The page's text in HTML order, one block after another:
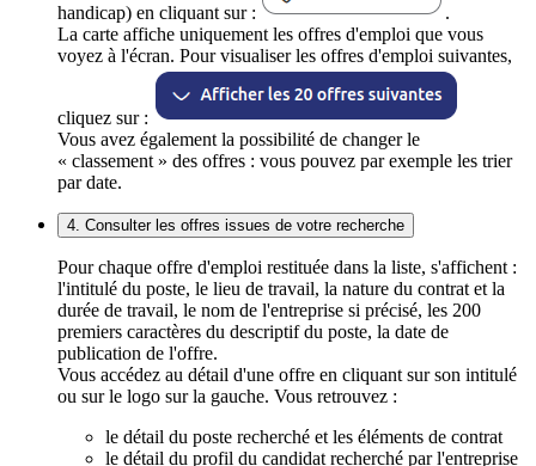
handicap) en cliquant sur :
.
La carte affiche uniquement les offres d'emploi que vous
voyez à l'écran. Pour visualiser les offres d'emploi suivantes,
cliquez sur :
Vous avez également la possibilité de changer le
« classement » des offres : vous pouvez par exemple les trier
par date.
4. Consulter les offres issues de votre recherche
Pour chaque offre d'emploi restituée dans la liste, s'affichent :
l'intitulé du poste, le lieu de travail, la nature du contrat et la
durée de travail, le nom de l'entreprise si précisé, les 200
premiers caractères du descriptif du poste, la date de
publication de l'offre.
Vous accédez au détail d'une offre en cliquant sur son intitulé
ou sur le logo sur la gauche. Vous retrouvez :
le détail du poste recherché et les éléments de contrat
le détail du profil du candidat recherché par l'entreprise